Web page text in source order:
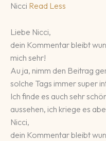
Nicci Read Less
Liebe Nicci,
dein Kommentar bleibt
mich sehr!
Au ja, nimm den Beitrag
solche Tags immer super
Ich finde es auch sehr
aussehen, ich kriege es
Nicci,
dein Kommentar bleibt